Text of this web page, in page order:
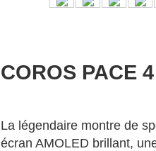
COROS PACE
La légendaire montre de
écran AMOLED brillant,